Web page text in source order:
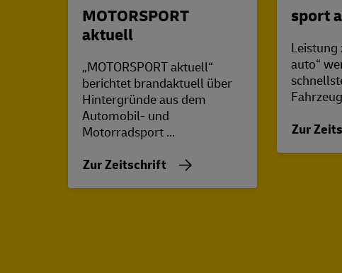
MOTORSPORT
aktuell
„MOTORSPORT aktuell“
berichtet brandaktuell über
Hintergründe aus dem
Automobil- und
Motorradsport ...
Zur Zeitschrift
sport
Leistung
auto“
Zur